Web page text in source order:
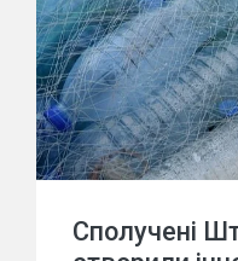
Сполучені